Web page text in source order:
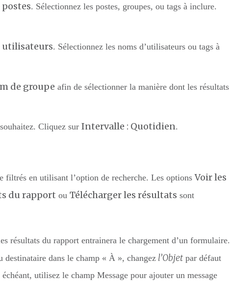
. Sélectionnez les postes, groupes, ou tags à inclure.
utilisateurs. Sélectionnez les noms d’utilisateurs ou tags à
de groupe afin de sélectionner la manière dont les résultats
Cliquez sur Intervalle : Quotidien.
filtrés en utilisant l’option de recherche. Les optionsVoir les
du rapport ou Télécharger les résultats sont
résultats du rapport entrainera le chargement d’un formulaire.
destinataire dans le champ « À », changez l’Objet par défaut
utilisez le champ Message pour ajouter un message